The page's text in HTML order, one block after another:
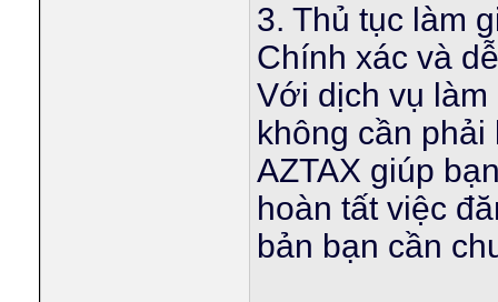
3. Thủ tục làm
Chính xác và
Với dịch vụ làm
không cần
AZTAX giúp
hoàn tất việc
bản bạn cần